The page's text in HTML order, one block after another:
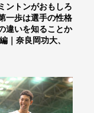
ントンがおもしろ
一歩は選手の性格
違いを知ることか
｜奈良岡功大、